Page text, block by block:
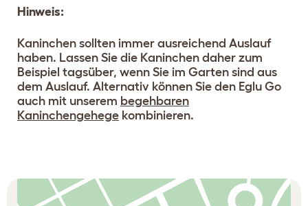
Hinweis:
Kaninchen sollten immer ausreichend Auslauf
haben. Lassen Sie die Kaninchen daher zum
Beispiel tagsüber, wenn Sie im Garten sind aus
dem Auslauf. Alternativ können Sie den Eglu Go
auch mit unserem begehbaren
Kaninchengehege kombinieren.